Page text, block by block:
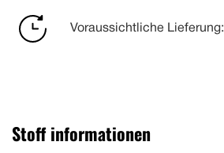
Voraussichtliche Lieferung:
Stoff informationen